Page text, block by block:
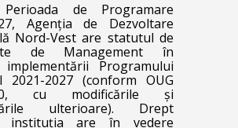
de Programare
Agenția de Dezvoltare
Nord-Vest are statutul de
de Management în
implementării Programului
2021-2027(conform OUG
cu modificările și
ulterioare). Drept
instituția are în vedere